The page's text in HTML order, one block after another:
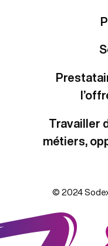
Travailler
métiers,
© 2024